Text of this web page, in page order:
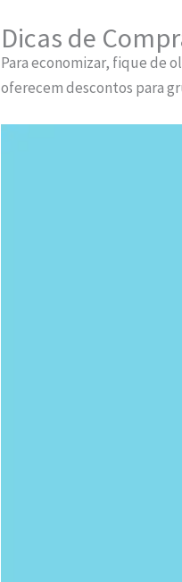
Dicas de
Para economizar, fique de
oferecem descontos para